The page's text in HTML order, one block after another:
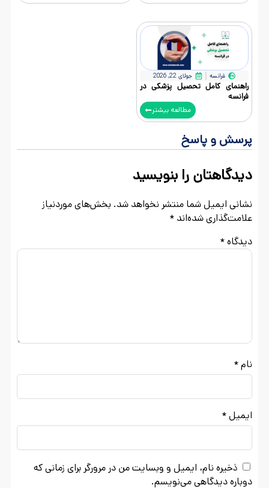
فرانسه جولای 22, 2026
راهنمای کامل تحصیل پزشکی در
فرانسه
مطالعه بیشتر
پرسش و پاسخ
دیدگاهتان را بنویسید
نشانی ایمیل شما منتشر نخواهد شد. بخش‌های موردنیاز
علامت‌گذاری شده‌اند *
دیدگاه*
نام*
ایمیل*
ذخیره نام، ایمیل و وبسایت من در مرورگر برای زمانی که
دوباره دیدگاهی می‌نویسم.